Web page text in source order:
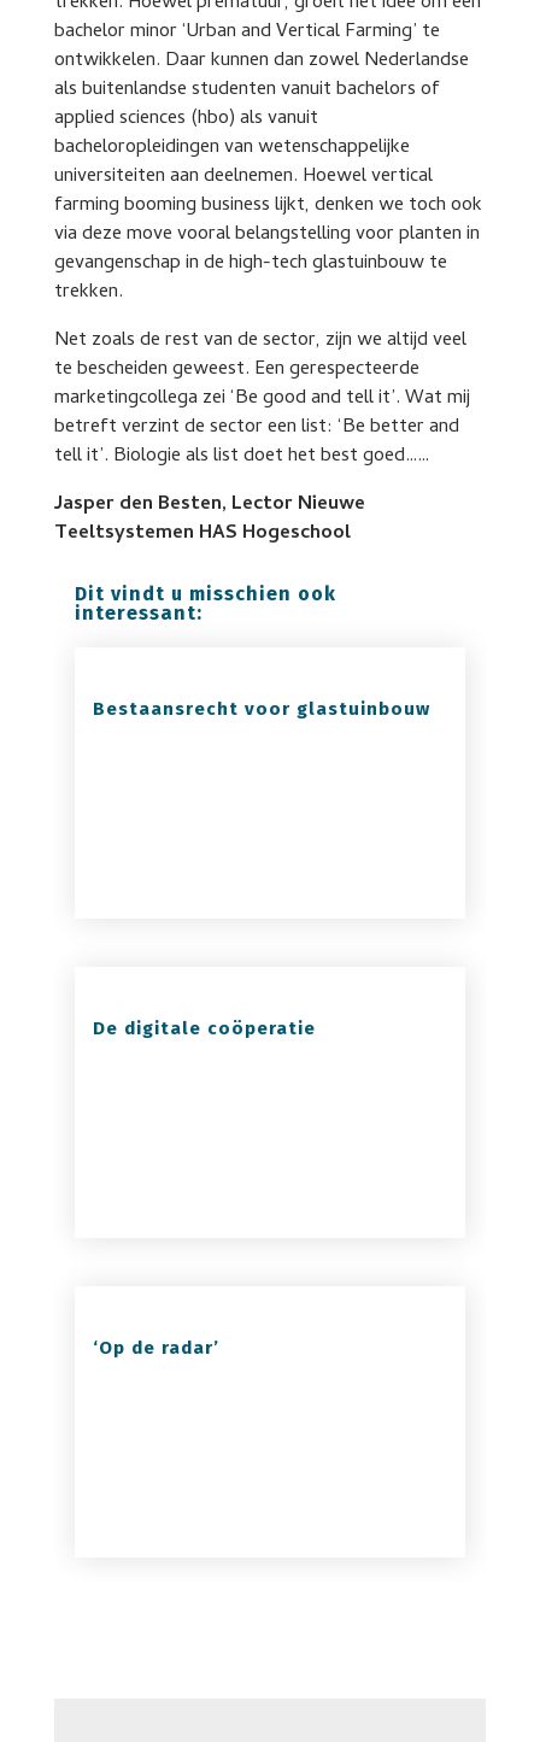
bachelor minor ‘Urban and Vertical Farming’ te
ontwikkelen. Daar kunnen dan zowel Nederlandse
als buitenlandse studenten vanuit bachelors of
applied sciences (hbo) als vanuit
bacheloropleidingen van wetenschappelijke
universiteiten aan deelnemen. Hoewel vertical
farming booming business lijkt, denken we toch ook
via deze move vooral belangstelling voor planten in
gevangenschap in de high-tech glastuinbouw te
trekken.
Net zoals de rest van de sector, zijn we altijd veel
te bescheiden geweest. Een gerespecteerde
marketingcollega zei ‘Be good and tell it’. Wat mij
betreft verzint de sector een list: ‘Be better and
tell it’. Biologie als list doet het best goed……
Jasper den Besten, Lector Nieuwe
Teeltsystemen HAS Hogeschool
Dit vindt u misschien ook
interessant:
Bestaansrecht voor glastuinbouw
De digitale coöperatie
‘Op de radar’